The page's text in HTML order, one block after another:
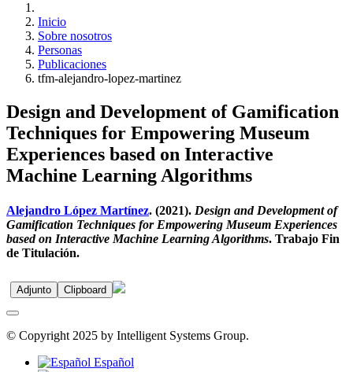
Inicio
Sobre nosotros
Personas
Publicaciones
tfm-alejandro-lopez-martinez
Design and Development of Gamification
Techniques for Empowering Museum
Experiences based on Interactive
Machine Learning Algorithms
Alejandro López Martínez. (2021). Design and Development of
Gamification Techniques for Empowering Museum Experiences
based on Interactive Machine Learning Algorithms. Trabajo Fin
de Titulación.
Adjunto Clipboard
© Copyright 2025 by Intelligent Systems Group.
Español